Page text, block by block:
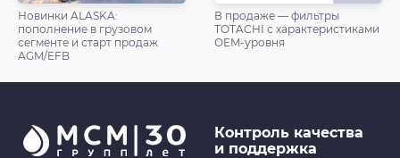
Новинки ALASKA:
пополнение в грузовом
сегменте и старт продаж
AGM/EFB
В продаже — фильтры
TOTACHI с характеристиками
OEM-уровня
Контроль качества
и поддержка